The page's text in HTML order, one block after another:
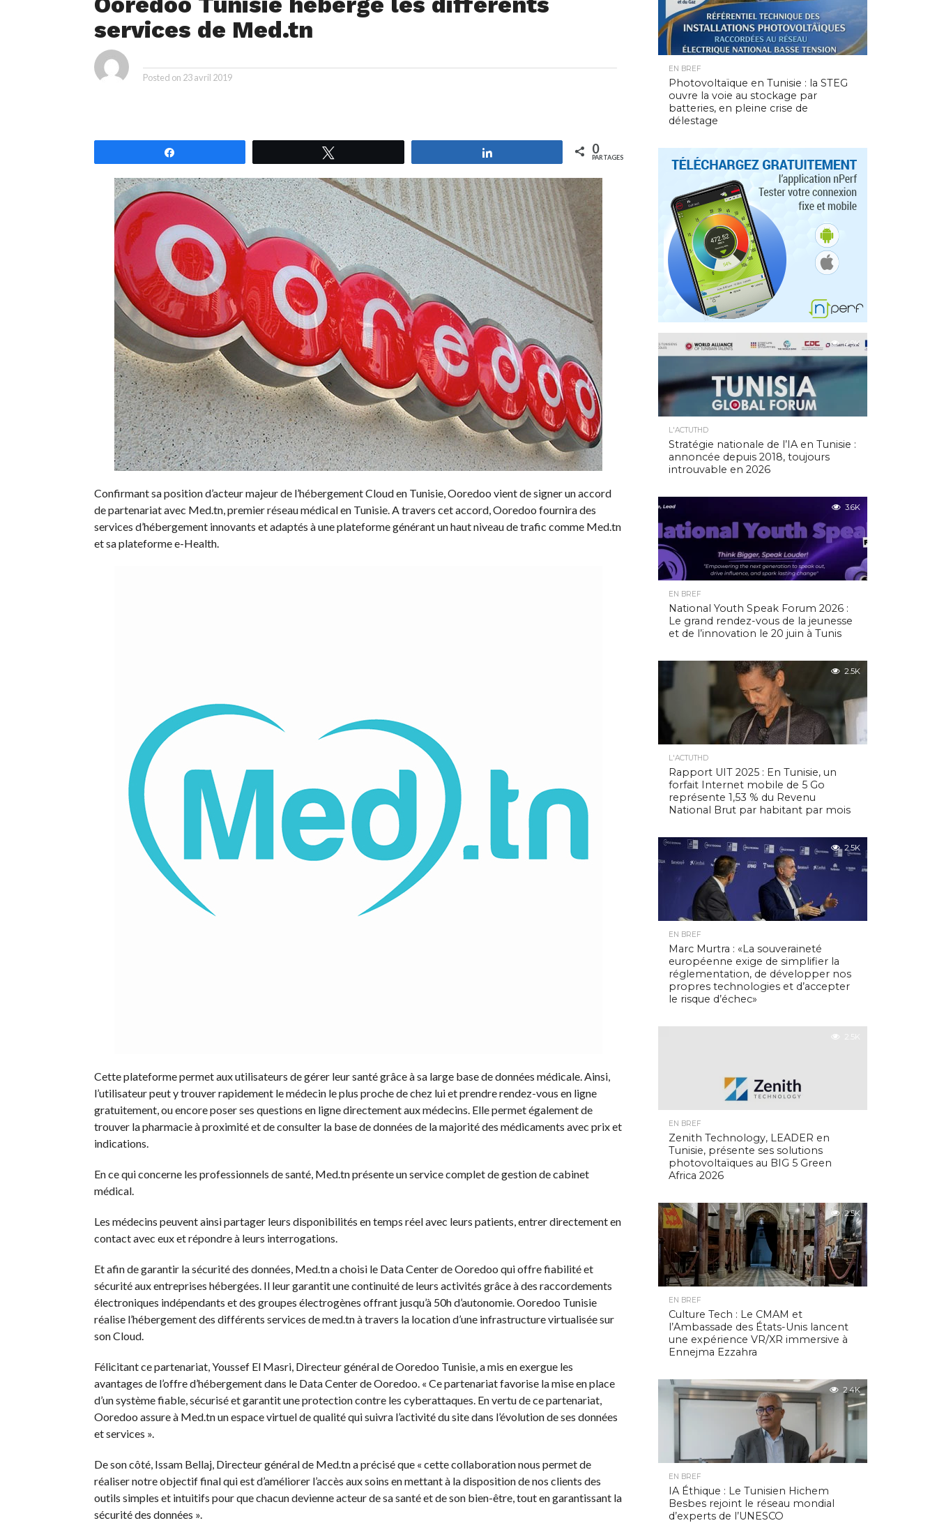
services de Med.tn
Posted on 23 avril 2019
0
PARTAGES
Confirmant sa position d’acteur majeur de l’hébergement Cloud en Tunisie, Ooredoo vient de signer un accord
de partenariat avec Med.tn, premier réseau médical en Tunisie. A travers cet accord, Ooredoo fournira des
services d’hébergement innovants et adaptés à une plateforme générant un haut niveau de trafic comme Med.tn
et sa plateforme e-Health.
Cette plateforme permet aux utilisateurs de gérer leur santé grâce à sa large base de données médicale. Ainsi,
l’utilisateur peut y trouver rapidement le médecin le plus proche de chez lui et prendre rendez-vous en ligne
gratuitement, ou encore poser ses questions en ligne directement aux médecins. Elle permet également de
trouver la pharmacie à proximité et de consulter la base de données de la majorité des médicaments avec prix et
indications.
En ce qui concerne les professionnels de santé, Med.tn présente un service complet de gestion de cabinet
médical.
Les médecins peuvent ainsi partager leurs disponibilités en temps réel avec leurs patients, entrer directement en
contact avec eux et répondre à leurs interrogations.
Et afin de garantir la sécurité des données, Med.tn a choisi le Data Center de Ooredoo qui offre fiabilité et
sécurité aux entreprises hébergées. Il leur garantit une continuité de leurs activités grâce à des raccordements
électroniques indépendants et des groupes électrogènes offrant jusqu’à 50h d’autonomie. Ooredoo Tunisie
réalise l’hébergement des différents services de med.tn à travers la location d’une infrastructure virtualisée sur
son Cloud.
Félicitant ce partenariat, Youssef El Masri, Directeur général de Ooredoo Tunisie, a mis en exergue les
avantages de l’offre d’hébergement dans le Data Center de Ooredoo. « Ce partenariat favorise la mise en place
d’un système fiable, sécurisé et garantit une protection contre les cyberattaques. En vertu de ce partenariat,
Ooredoo assure à Med.tn un espace virtuel de qualité qui suivra l’activité du site dans l’évolution de ses données
et services ».
De son côté, Issam Bellaj, Directeur général de Med.tn a précisé que « cette collaboration nous permet de
réaliser notre objectif final qui est d’améliorer l’accès aux soins en mettant à la disposition de nos clients des
outils simples et intuitifs pour que chacun devienne acteur de sa santé et de son bien-être, tout en garantissant la
sécurité des données ».
EN BREF
Photovoltaïque en Tunisie : la STEG
ouvre la voie au stockage par
batteries, en pleine crise de
délestage
4.9K
L'ACTUTHD
Stratégie nationale de l’IA en Tunisie :
annoncée depuis 2018, toujours
introuvable en 2026
3.6K
EN BREF
National Youth Speak Forum 2026 :
Le grand rendez-vous de la jeunesse
et de l’innovation le 20 juin à Tunis
2.5K
L'ACTUTHD
Rapport UIT 2025 : En Tunisie, un
forfait Internet mobile de 5 Go
représente 1,53 % du Revenu
National Brut par habitant par mois
2.5K
EN BREF
Marc Murtra : «La souveraineté
européenne exige de simplifier la
réglementation, de développer nos
propres technologies et d’accepter
le risque d’échec»
2.5K
EN BREF
Zenith Technology, LEADER en
Tunisie, présente ses solutions
photovoltaïques au BIG 5 Green
Africa 2026
2.5K
EN BREF
Culture Tech : Le CMAM et
l’Ambassade des États-Unis lancent
une expérience VR/XR immersive à
Ennejma Ezzahra
2.4K
EN BREF
IA Éthique : Le Tunisien Hichem
Besbes rejoint le réseau mondial
d’experts de l’UNESCO